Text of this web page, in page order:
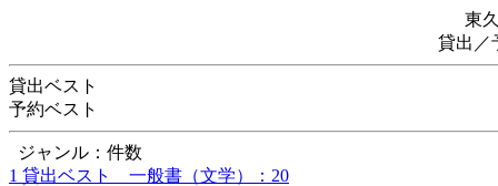
東
貸出／
貸出ベスト
予約ベスト
ジャンル：件数
1 貸出ベスト 一般書（文学）：20